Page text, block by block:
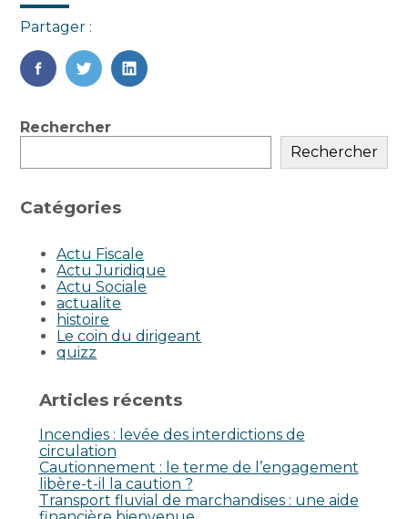
Partager :
FaceBook
TwitterLinkedIn
Blog
Rechercher
Rechercher
Catégories
Actu Fiscale
Actu Juridique
Actu Sociale
actualite
histoire
Le coin du dirigeant
quizz
Articles récents
Incendies : levée des interdictions de
circulation
Cautionnement : le terme de l’engagement
libère-t-il la caution ?
Transport fluvial de marchandises : une aide